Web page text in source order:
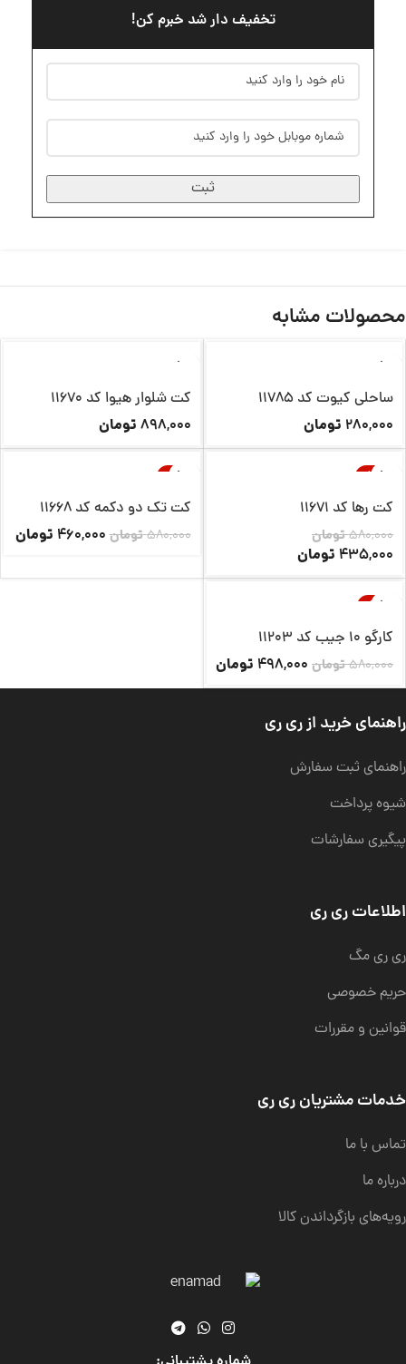
تخفیف دار شد خبرم کن!
ثبت
محصولات مشابه
ناموجود
ساحلی کیوت کد 11785
280,000 تومان
کت شلوار هیوا کد 11670
898,000 تومان
-25%
کت رها کد 11671
580,000تومان
435,000 تومان
-21%
ناموجود
کت تک دو دکمه کد 11668
580,000تومان460,000 تومان
-14%
ناموجود
کارگو 10 جیب کد 11203
580,000تومان 498,000 تومان
راهنمای خرید از ری ری
راهنمای ثبت سفارش
شیوه پرداخت
پیگیری سفارشات
اطلاعات ری ری
ری ری مگ
حریم خصوصی
قوانین و مقررات
خدمات مشتریان ری ری
تماس با ما
درباره ما
رویه‌های بازگرداندن کالا